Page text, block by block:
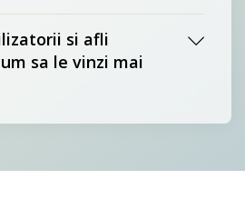
si afli
sa le vinzi mai